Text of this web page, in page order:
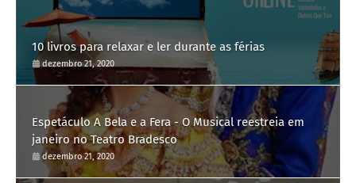
10 livros para relaxar e ler durante as férias
dezembro 21, 2020
Espetáculo A Bela e a Fera - O Musical reestreia em
janeiro no Teatro Bradesco
dezembro 21, 2020